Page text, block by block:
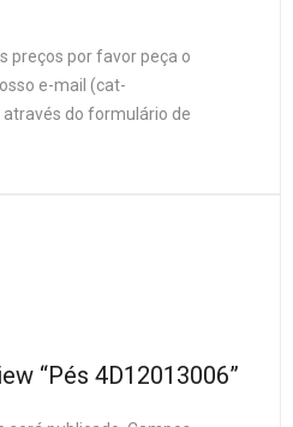
preços por favor peça o
e-mail (cat-
do formulário de
“Pés 4D12013006”